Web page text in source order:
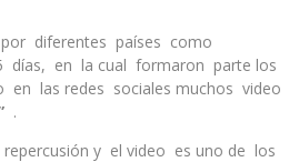
diferentes países como
días, en la cual formaron parte los
en las redes sociales muchos video
.
y el video es uno de los